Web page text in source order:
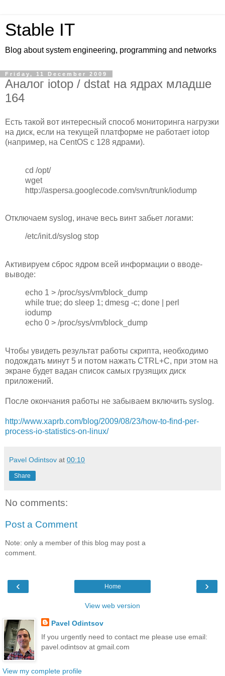
Stable IT
Blog about system engineering, programming and networks
Friday, 11 December 2009
Аналог iotop / dstat на ядрах младше
164
Есть такой вот интересный способ мониторинга нагрузки
на диск, если на текущей платформе не работает iotop
(например, на CentOS c 128 ядрами).
cd /opt/
wget
http://aspersa.googlecode.com/svn/trunk/iodump
Отключаем syslog, иначе весь винт забьет логами:
/etc/init.d/syslog stop
Активируем сброс ядром всей информации о вводе-
выводе:
echo 1 > /proc/sys/vm/block_dump
while true; do sleep 1; dmesg -c; done | perl
iodump
echo 0 > /proc/sys/vm/block_dump
Чтобы увидеть результат работы скрипта, необходимо
подождать минут 5 и потом нажать CTRL+C, при этом на
экране будет вадан список самых грузящих диск
приложений.
После окончания работы не забываем включить syslog.
http://www.xaprb.com/blog/2009/08/23/how-to-find-per-
process-io-statistics-on-linux/
Pavel Odintsov at 00:10
Share
No comments:
Post a Comment
Note: only a member of this blog may post a
comment.
‹ ›
Home
View web version
Pavel Odintsov
If you urgently need to contact me please use email:
pavel.odintsov at gmail.com
View my complete profile